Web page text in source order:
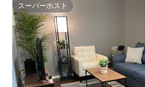
スーパーホスト
スーパーホスト